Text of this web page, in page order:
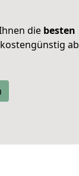
die besten
ab